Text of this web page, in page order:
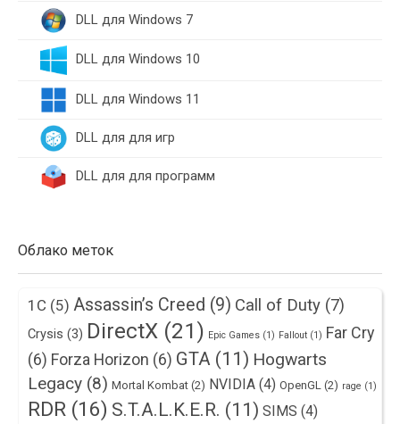
DLL для Windows 7
DLL для Windows 10
DLL для Windows 11
DLL для для игр
DLL для для программ
Облако меток
1С (5) Assassin’s Creed (9) Call of Duty (7)
Crysis (3) DirectX (21) Epic Games (1) Fallout (1) Far Cry
(6) Forza Horizon (6) GTA (11) Hogwarts
Legacy (8) Mortal Kombat (2) NVIDIA (4) OpenGL (2) rage (1)
RDR (16) S.T.A.L.K.E.R. (11) SIMS (4)